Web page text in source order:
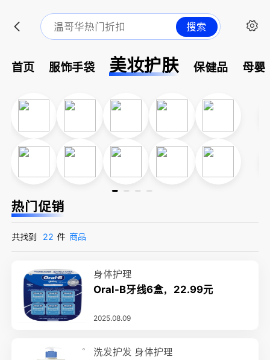
搜索
首页 服饰手袋 美妆护肤 保健品 母婴
热门促销
共找到 22 件 商品
身体护理
Oral-B牙线6盒，22.99元
2025.08.09
洗发护发 身体护理